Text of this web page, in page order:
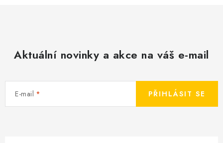
Aktuální novinky a akce na váš e-mail
E-mail PŘIHLÁSIT SE